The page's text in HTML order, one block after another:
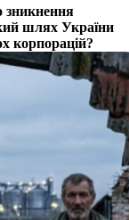
зникнення
шлях України
корпорацій?